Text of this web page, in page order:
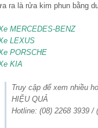
ra là rửa kim phun bằng
MERCEDES-BENZ
LEXUS
PORSCHE
KIA
Truy cập để xem nhiều
HIỆU QUẢ
Hotline: (08) 2268 3939 /